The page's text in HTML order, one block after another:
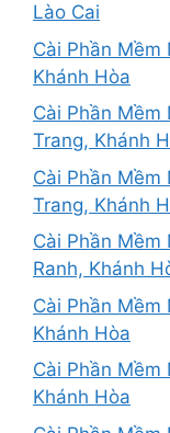
Lào Cai
Cài Phần Mềm
Khánh Hòa
Cài Phần Mềm
Trang, Khánh
Cài Phần Mềm
Trang, Khánh
Cài Phần Mềm
Ranh, Khánh
Cài Phần Mềm
Khánh Hòa
Cài Phần Mềm
Khánh Hòa